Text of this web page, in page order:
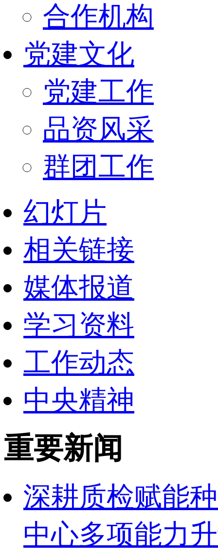
合作机构
党建文化
党建工作
品资风采
群团工作
幻灯片
相关链接
媒体报道
学习资料
工作动态
中央精神
重要新闻
深耕质检赋能
中心多项能力